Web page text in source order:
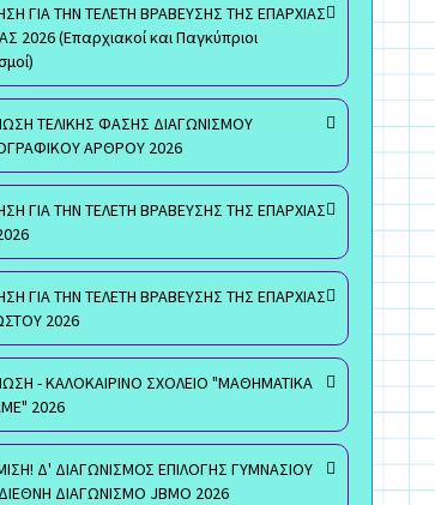
ΓΙΑ ΤΗΝ ΤΕΛΕΤΗ ΒΡΑΒΕΥΣΗΣ ΤΗΣ ΕΠΑΡΧΙΑΣ
2026 (Επαρχιακοί και Παγκύπριοι
ΤΕΛΙΚΗΣ ΦΑΣΗΣ ΔΙΑΓΩΝΙΣΜΟΥ
ΑΡΘΡΟΥ 2026
ΓΙΑ ΤΗΝ ΤΕΛΕΤΗ ΒΡΑΒΕΥΣΗΣ ΤΗΣ ΕΠΑΡΧΙΑΣ
ΓΙΑ ΤΗΝ ΤΕΛΕΤΗ ΒΡΑΒΕΥΣΗΣ ΤΗΣ ΕΠΑΡΧΙΑΣ
2026
- ΚΑΛΟΚΑΙΡΙΝΟ ΣΧΟΛΕΙΟ "ΜΑΘΗΜΑΤΙΚΑ
2026
Δ' ΔΙΑΓΩΝΙΣΜΟΣ ΕΠΙΛΟΓΗΣ ΓΥΜΝΑΣΙΟΥ
ΔΙΑΓΩΝΙΣΜΟ JBMO 2026